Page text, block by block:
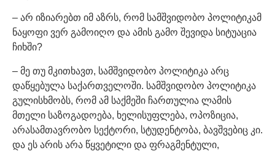
– არ იზიარებთ იმ აზრს, რომ სამშვიდობო პოლიტიკამ
ნაყოფი ვერ გამოიღო და ამის გამო შევიდა სიტუაცია
ჩიხში?
– მე თუ მკითხავთ, სამშვიდობო პოლიტიკა არც
დაწყებულა საქართველოში. სამშვიდობო პოლიტიკა
გულისხმობს, რომ ამ საქმეში ჩართულია ლამის
მთელი საზოგადოება, ხელისუფლება, ოპოზიცია,
არასამთავრობო სექტორი, სტუდენტობა, ბავშვებიც კი.
და ეს არის არა წყვეტილი და ფრაგმენტული,